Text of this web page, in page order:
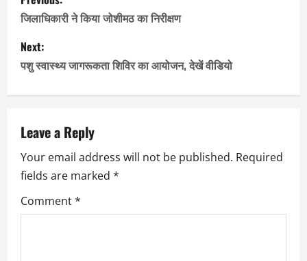
o
s
t
a
v
i
g
जिलाधिकारी ने किया जोशीमठ का निरीक्षण
Next:
पशु स्वास्थ्य जागरूकता शिविर का आयोजन, देखें वीडियो
Leave a Reply
Your email address will not be published. Required
fields are marked *
Comment*